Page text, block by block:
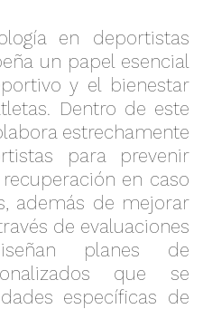
en deportistas
un papel esencial
y el bienestar
Dentro de este
estrechamente
para prevenir
en caso
además de mejorar
de evaluaciones
planes de
que se
específicas de